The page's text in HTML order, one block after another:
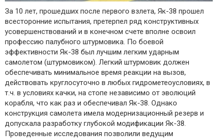
За 10 лет, прошедших после первого взлета, Як-38 прошел
всесторонние испытания, претерпел ряд конструктивных
усовершенствований и в конечном счете вполне освоил
профессию палубного штурмовика. По боевой
эффективности Як-38 был лучшим легким ударным
самолетом (штурмовиком). Легкий штурмовик должен
обеспечивать минимальное время реакции на вызов,
действовать круглосуточно в любых гидрометеоусловиях, в
т.ч. в условиях качки, на стопе независимо от эволюций
корабля, что как раз и обеспечивал Як-38. Однако
конструкция самолета имела модернизационный резерв и
допускала разработку глубокой модификации Як-38.
Проведенные исследования позволили ведущим